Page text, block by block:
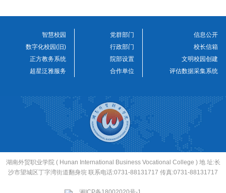
智慧校园
党群部门
数字化校园(旧)
行政部门
正方教务系统
院部设置
超星泛雅服务
合作单位
信息公开
校长信箱
文明校园创建
评估数据采集系统
湖南外贸职业学院 ( Hunan International Business Vocational College ) 地 址:长
沙市望城区丁字湾街道翻身垸 联系电话:0731-88131717 传真:0731-88131717